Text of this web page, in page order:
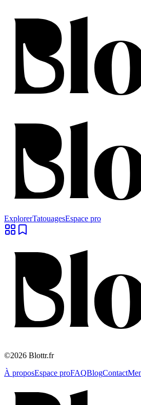
ExplorerTatouagesEspace pro
©2026 Blottr.fr
À proposEspace proFAQBlogContact